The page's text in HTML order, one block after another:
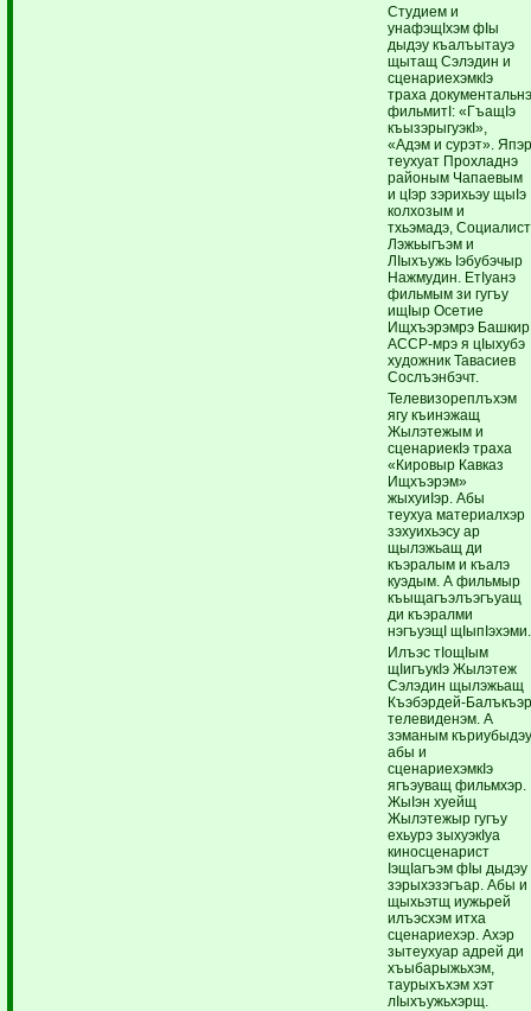
Студием и
унафэщIхэм фIы
дыдэу къалъытауэ
щытащ Сэлэдин и
сценариехэмкIэ
траха
фильмитI: «ГъащIэ
къызэрыгуэкI»,
«Адэм и сурэт».
теухуат Прохладнэ
районым Чапаевым
и цIэр зэрихьэу щыIэ
колхозым и
тхьэмадэ, Социалист
Лэжьыгъэм и
ЛIыхъужь Iэбубэчыр
Нажмудин. ЕтIуанэ
фильмым зи гугъу
ищIыр Осетие
Ищхъэрэмрэ Башкир
АССР-мрэ я цIыхубэ
художник Тавасиев
Сослъэнбэчт.
Телевизореплъхэм
ягу къинэжащ
Жылэтежым и
сценариекIэ траха
«Кировыр Кавказ
Ищхъэрэм»
жыхуиIэр. Абы
теухуа материалхэр
зэхуихьэсу ар
щылэжьащ ди
къэралым и къалэ
куэдым. А фильмыр
къыщагъэлъэгъуащ
ди къэралми
нэгъуэщI щIыпIэхэми.
Илъэс тIощIым
щIигъукIэ Жылэтеж
Сэлэдин щылэжьащ
Къэбэрдей-
телевиденэм. А
зэманым
абы и
сценариехэмкIэ
ягъэуващ фильмхэр.
ЖыIэн хуейщ
Жылэтежыр гугъу
ехьурэ зыхуэкIуа
киносценарист
IэщIагъэм фIы дыдэу
зэрыхэзэгъар. Абы и
щыхьэтщ иужьрей
илъэсхэм итха
сценариехэр. Ахэр
зытеухуар адрей ди
хъыбарыжьхэм,
таурыхъхэм хэт
лIыхъужьхэрщ.